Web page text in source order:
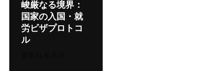
峻厳なる境界：AI
国家の入国・就
労ビザプロトコ
ル